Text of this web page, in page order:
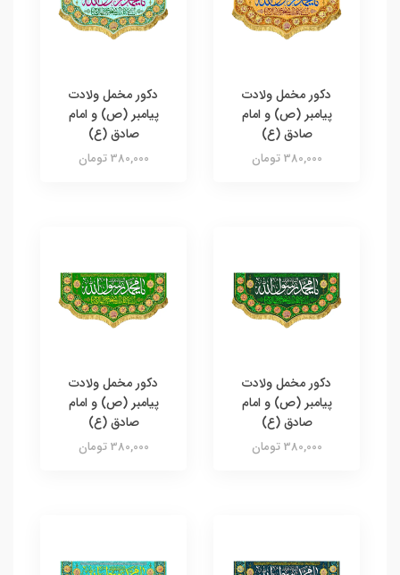
دکور مخمل ولادت
پیامبر (ص) و امام
صادق (ع)
380,000 تومان
دکور مخمل ولادت
پیامبر (ص) و امام
صادق (ع)
380,000 تومان
دکور مخمل ولادت
پیامبر (ص) و امام
صادق (ع)
380,000 تومان
دکور مخمل ولادت
پیامبر (ص) و امام
صادق (ع)
380,000 تومان